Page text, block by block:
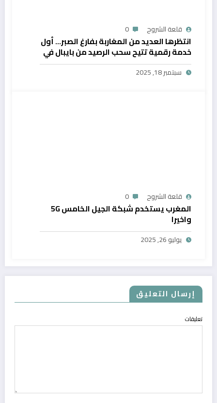
قلعة الشروح 0
انتظرها العديد من المغاربة بفارغ الصبر… أول
خدمة رقمية تتيح سحب الرصيد من بايبال في
المغرب
سبتمبر 18, 2025
قلعة الشروح 0
المغرب يستخدم شبكة الجيل الخامس 5G
واخيرا
يوليو 26, 2025
إرسال التعليق
تعليقات